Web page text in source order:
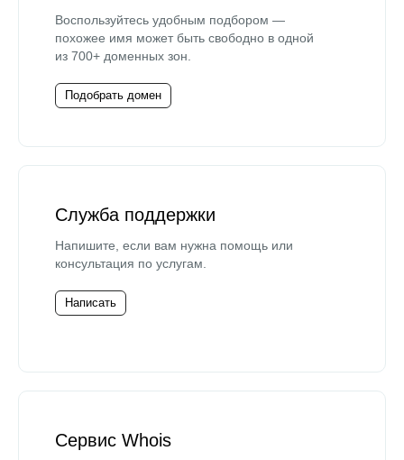
Воспользуйтесь удобным подбором —
похожее имя может быть свободно в одной
из 700+ доменных зон.
Подобрать домен
Служба поддержки
Напишите, если вам нужна помощь или
консультация по услугам.
Написать
Сервис Whois